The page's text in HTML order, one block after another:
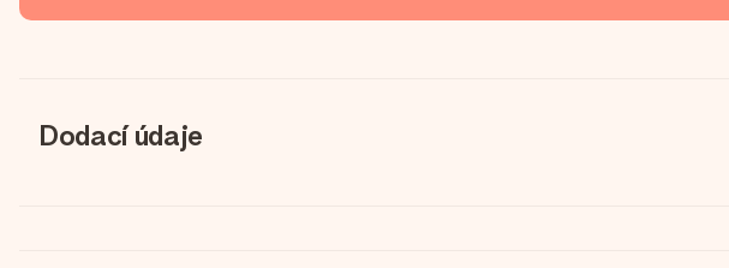
Dodací údaje